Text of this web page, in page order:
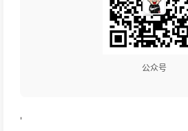
公众号
'